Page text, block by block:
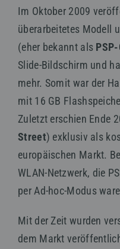
Im Oktober 2009
überarbeitetes Modell
(eher bekannt als PSP-
Slide-Bildschirm und
mehr. Somit war der
mit 16 GB
Zuletzt erschien Ende
Street) exklusiv als
europäischen Markt.
WLAN-Netzwerk, die
per Ad-hoc-Modus
Mit der Zeit wurden
dem Markt